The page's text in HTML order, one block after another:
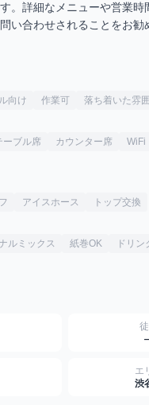
。詳細なメニューや営業時
い合わせされることをお勧
向け 作業可 落ち着いた雰
ーブル席 カウンター席 WiFi
アイスホース トップ交換
ルミックス 紙巻OK
ドリン
エ
渋